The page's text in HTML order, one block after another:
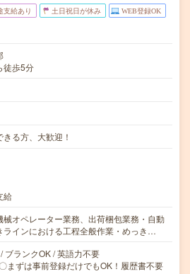
支給あり 土日祝日が休み WEB登録OK
徒歩5分
る方、大歓迎！
給
械オペレーター業務、出荷梱包業務・自動
ラインにおける工程全般作業・めっき…
ブランクOK / 英語力不要
まずは事前登録だけでもOK！履歴書不要